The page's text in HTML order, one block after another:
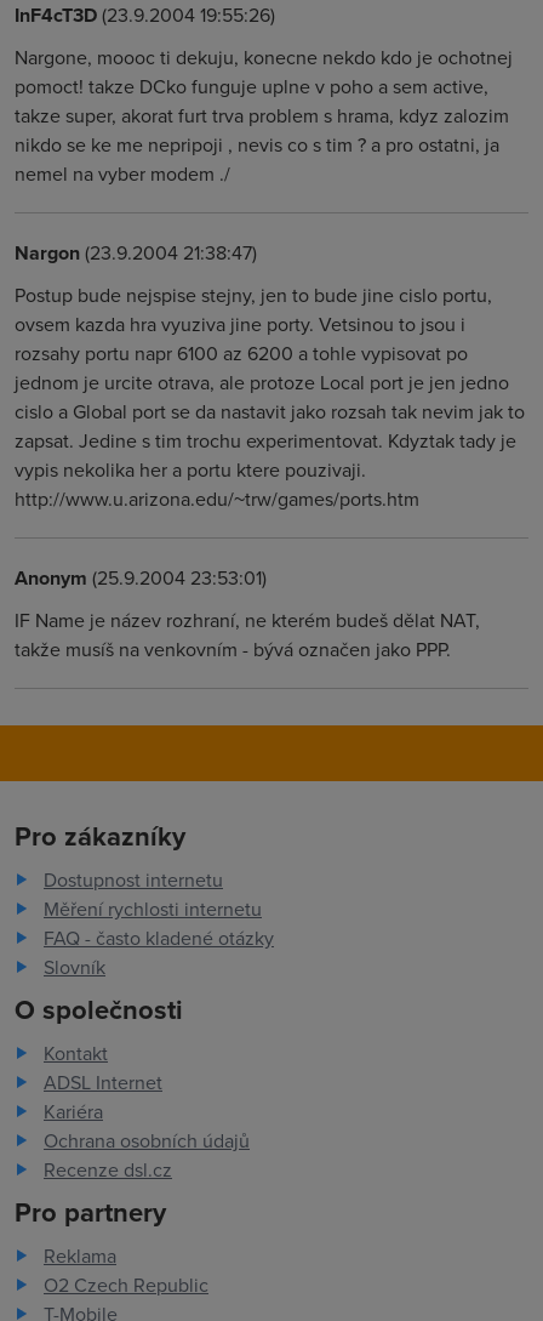
InF4cT3D(23.9.2004 19:55:26)
Nargone, moooc ti dekuju, konecne nekdo kdo je ochotnej
pomoct! takze DCko funguje uplne v poho a sem active,
takze super, akorat furt trva problem s hrama, kdyz zalozim
nikdo se ke me nepripoji , nevis co s tim ? a pro ostatni, ja
nemel na vyber modem ./
Nargon(23.9.2004 21:38:47)
Postup bude nejspise stejny, jen to bude jine cislo portu,
ovsem kazda hra vyuziva jine porty. Vetsinou to jsou i
rozsahy portu napr 6100 az 6200 a tohle vypisovat po
jednom je urcite otrava, ale protoze Local port je jen jedno
cislo a Global port se da nastavit jako rozsah tak nevim jak to
zapsat. Jedine s tim trochu experimentovat. Kdyztak tady je
vypis nekolika her a portu ktere pouzivaji.
http://www.u.arizona.edu/~trw/games/ports.htm
Anonym (25.9.2004 23:53:01)
IF Name je název rozhraní, ne kterém budeš dělat NAT,
takže musíš na venkovním - bývá označen jako PPP.
Pro zákazníky
Dostupnost internetu
Měření rychlosti internetu
FAQ - často kladené otázky
Slovník
O společnosti
Kontakt
ADSL Internet
Kariéra
Ochrana osobních údajů
Recenze dsl.cz
Pro partnery
Reklama
O2 Czech Republic
T-Mobile